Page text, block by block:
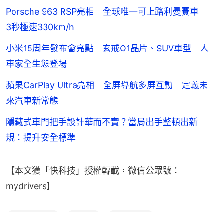
Porsche 963 RSP亮相 全球唯一可上路利曼賽車
3秒極速330km/h
小米15周年發布會亮點 玄戒O1晶片、SUV車型 人
車家全生態登場
蘋果CarPlay Ultra亮相 全屏導航多屏互動 定義未
來汽車新常態
隱藏式車門把手設計華而不實？當局出手整頓出新
規：提升安全標準
【本文獲「快科技」授權轉載，微信公眾號：
mydrivers】